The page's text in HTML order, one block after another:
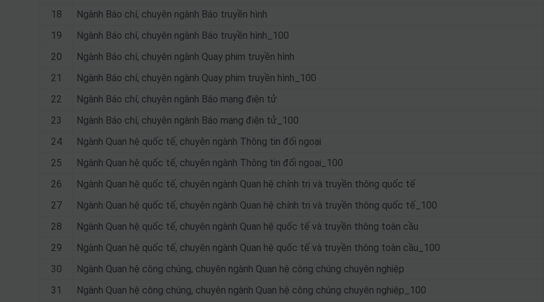
18
Ngành Báo chí, chuyên ngành Báo truyền hình
19
Ngành Báo chí, chuyên ngành Báo truyền hình_100
20
Ngành Báo chí, chuyên ngành Quay phim truyền hình
21
Ngành Báo chí, chuyên ngành Quay phim truyền hình_100
22
Ngành Báo chí, chuyên ngành Báo mạng điện tử
23
Ngành Báo chí, chuyên ngành Báo mạng điện tử_100
24
Ngành Quan hệ quốc tế, chuyên ngành Thông tin đối ngoại
25
Ngành Quan hệ quốc tế, chuyên ngành Thông tin đối ngoại_100
26
Ngành Quan hệ quốc tế, chuyên ngành Quan hệ chính trị và truyền thông quốc tế
27
Ngành Quan hệ quốc tế, chuyên ngành Quan hệ chính trị và truyền thông quốc tế_100
28
Ngành Quan hệ quốc tế, chuyên ngành Quan hệ quốc tế và truyền thông toàn cầu
29
Ngành Quan hệ quốc tế, chuyên ngành Quan hệ quốc tế và truyền thông toàn cầu_100
30
Ngành Quan hệ công chúng, chuyên ngành Quan hệ công chúng chuyên nghiệp
31
Ngành Quan hệ công chúng, chuyên ngành Quan hệ công chúng chuyên nghiệp_100